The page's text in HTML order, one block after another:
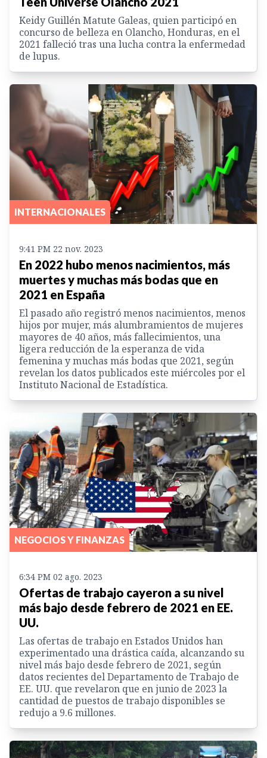
Keidy Guillén Matute Galeas, quien participó en
concurso de belleza en Olancho, Honduras, en el
2021 falleció tras una lucha contra la enfermedad
de lupus.
INTERNACIONALES
9:41 PM 22 nov. 2023
En 2022 hubo menos nacimientos, más
muertes y muchas más bodas que en
2021 en España
El pasado año registró menos nacimientos, menos
hijos por mujer, más alumbramientos de mujeres
mayores de 40 años, más fallecimientos, una
ligera reducción de la esperanza de vida
femenina y muchas más bodas que 2021, según
revelan los datos publicados este miércoles por el
Instituto Nacional de Estadística.
NEGOCIOS Y FINANZAS
6:34 PM 02 ago. 2023
Ofertas de trabajo cayeron a su nivel
más bajo desde febrero de 2021 en EE.
UU.
Las ofertas de trabajo en Estados Unidos han
experimentado una drástica caída, alcanzando su
nivel más bajo desde febrero de 2021, según
datos recientes del Departamento de Trabajo de
EE. UU. que revelaron que en junio de 2023 la
cantidad de puestos de trabajo disponibles se
redujo a 9.6 millones.